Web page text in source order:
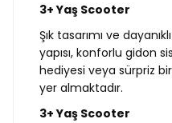
3+ Yaş Scooter
Şık tasarımı ve
yapısı, konforlu gidon
hediyesi veya sürpriz
yer almaktadır.
3+ Yaş Scooter